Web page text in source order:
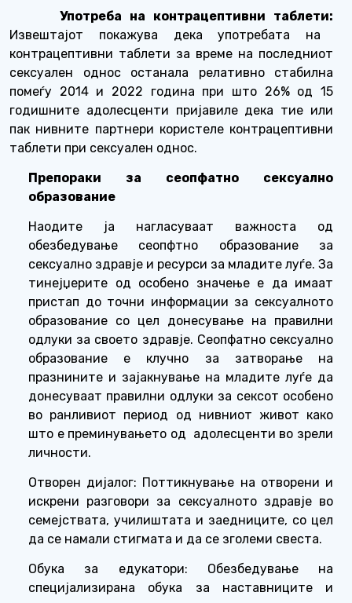
Употреба на контрацептивни таблети:
Извештајот покажува дека употребата на
контрацептивни таблети за време на последниот
сексуален однос останала релативно стабилна
помеѓу 2014 и 2022 година при што 26% од 15
годишните адолесценти пријавиле дека тие или
пак нивните партнери користеле контрацептивни
таблети при сексуален однос.
Препораки за сеопфатно сексуално
образование
Наодите ја нагласуваат важноста од
обезбедување сеопфтно образование за
сексуално здравје и ресурси за младите луѓе. За
тинејџерите од особено значење е да имаат
пристап до точни информации за сексуалното
образование со цел донесување на правилни
одлуки за своето здравје. Сеопфатно сексуално
образование е клучно за затворање на
празнините и зајакнување на младите луѓе да
донесуваат правилни одлуки за сексот особено
во ранливиот период од нивниот живот како
што е преминувањето од адолесценти во зрели
личности.
Отворен дијалог: Поттикнување на отворени и
искрени разговори за сексуалното здравје во
семејствата, училиштата и заедниците, со цел
да се намали стигмата и да се зголеми свеста.
Обука за едукатори: Обезбедување на
специјализирана обука за наставниците и